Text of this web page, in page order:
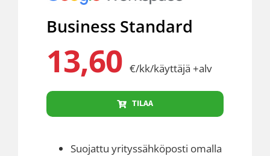
Business Standard
13,60 €/kk/käyttäjä +alv
TILAA
Suojattu yrityssähköposti omalla